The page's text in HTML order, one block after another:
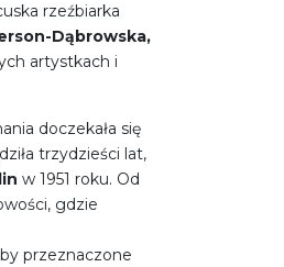
rzeźbiarka
Dąbrowska,
artystkach i
doczekała się
trzydzieści lat,
w 1951 roku. Od
gdzie
przeznaczone